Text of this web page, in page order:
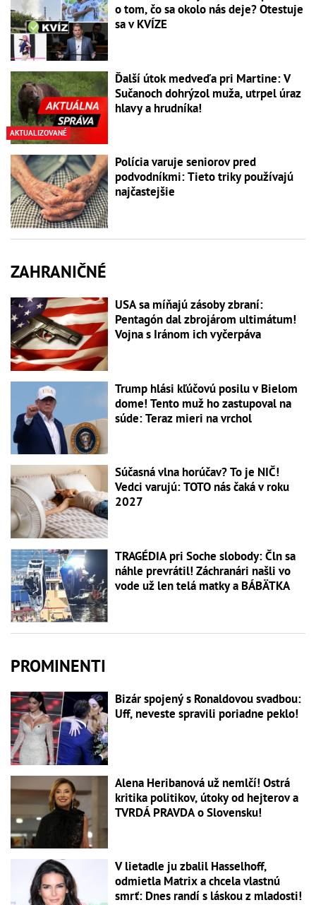
o tom, čo sa okolo nás deje? Otestuje
sa v KVÍZE
AKTUALIZOVANÉ
Ďalší útok medveďa pri Martine: V
Sučanoch dohrýzol muža, utrpel úraz
hlavy a hrudníka!
Polícia varuje seniorov pred
podvodníkmi: Tieto triky používajú
najčastejšie
ZAHRANIČNÉ
USA sa míňajú zásoby zbraní:
Pentagón dal zbrojárom ultimátum!
Vojna s Iránom ich vyčerpáva
Trump hlási kľúčovú posilu v Bielom
dome! Tento muž ho zastupoval na
súde: Teraz mieri na vrchol
Súčasná vlna horúčav? To je NIČ!
Vedci varujú: TOTO nás čaká v roku
2027
TRAGÉDIA pri Soche slobody: Čln sa
náhle prevrátil! Záchranári našli vo
vode už len telá matky a BÁBÄTKA
PROMINENTI
Bizár spojený s Ronaldovou svadbou:
Uff, neveste spravili poriadne peklo!
Alena Heribanová už nemlčí! Ostrá
kritika politikov, útoky od hejterov a
TVRDÁ PRAVDA o Slovensku!
V lietadle ju zbalil Hasselhoff,
odmietla Matrix a chcela vlastnú
smrť: Dnes randí s láskou z mladosti!